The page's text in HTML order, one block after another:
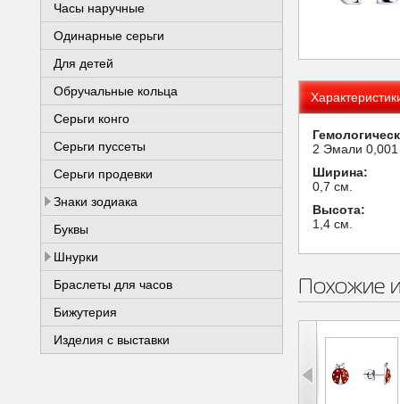
Часы наручные
Одинарные серьги
Для детей
Обручальные кольца
Серьги конго
Серьги пуссеты
Серьги продевки
Знаки зодиака
Буквы
Шнурки
Браслеты для часов
Бижутерия
Изделия с выставки
2 Эмали 0,001
Ширина:
0,7 см.
Высота:
1,4 см.
Похожие